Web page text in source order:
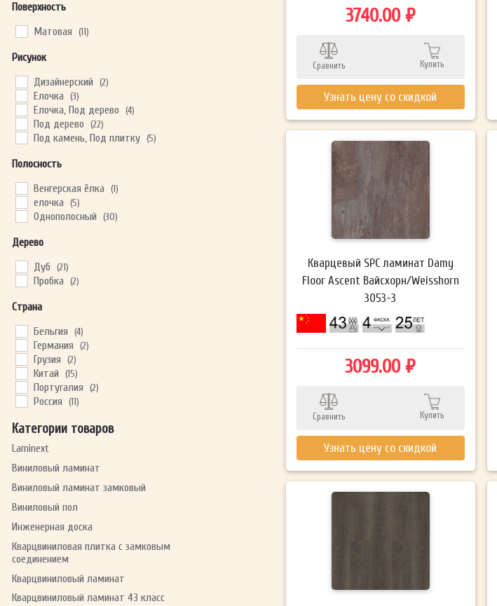
Поверхность
Матовая (11)
Рисунок
Дизайнерский (2)
Елочка (3)
Елочка, Под дерево (4)
Под дерево (22)
Под камень, Под плитку (5)
Полосность
Венгерская ёлка (1)
елочка (5)
Однополосный (30)
Дерево
Дуб (21)
Пробка (2)
Страна
Бельгия (4)
Германия (2)
Грузия (2)
Китай (15)
Португалия (2)
Россия (11)
Категории товаров
Laminext
Виниловый ламинат
Виниловый ламинат замковый
Виниловый пол
Инженерная доска
Кварцвиниловая плитка с замковым
соединением
Кварцвиниловый ламинат
Кварцвиниловый ламинат 43 класс
3740.00 ₽
Сравнить Купить
Узнать цену со скидкой
Кварцевый SPC ламинат Damy
Floor Ascent Вайсхорн/Weisshorn
3053-3
3099.00 ₽
Сравнить Купить
Узнать цену со скидкой